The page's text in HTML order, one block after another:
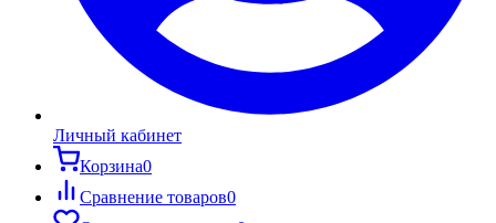
Личный кабинет
Корзина0
Сравнение товаров0